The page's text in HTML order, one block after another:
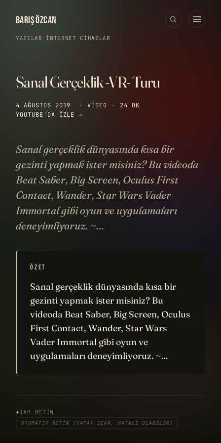
BARIŞ ÖZCAN
YAZILAR İNTERNET · CIHAZLAR
Sanal Gerçeklik -VR- Turu
4 AĞUSTOS 2019 · VIDEO ·
24 DK
YOUTUBE'DA IZLE →
Sanal gerçeklik dünyasında kısa bir
gezinti yapmak ister misiniz? Bu videoda
Beat Saber, Big Screen, Oculus First
Contact, Wander, Star Wars Vader
Immortal gibi oyun ve uygulamaları
deneyimliyoruz. ~…
ÖZET
Sanal gerçeklik dünyasında kısa bir
gezinti yapmak ister misiniz? Bu
videoda Beat Saber, Big Screen, Oculus
First Contact, Wander, Star Wars
Vader Immortal gibi oyun ve
uygulamaları deneyimliyoruz. ~…
TAM METIN
OTOMATIK METIN (YAPAY ZEKÂ, HATALI OLABILIR)